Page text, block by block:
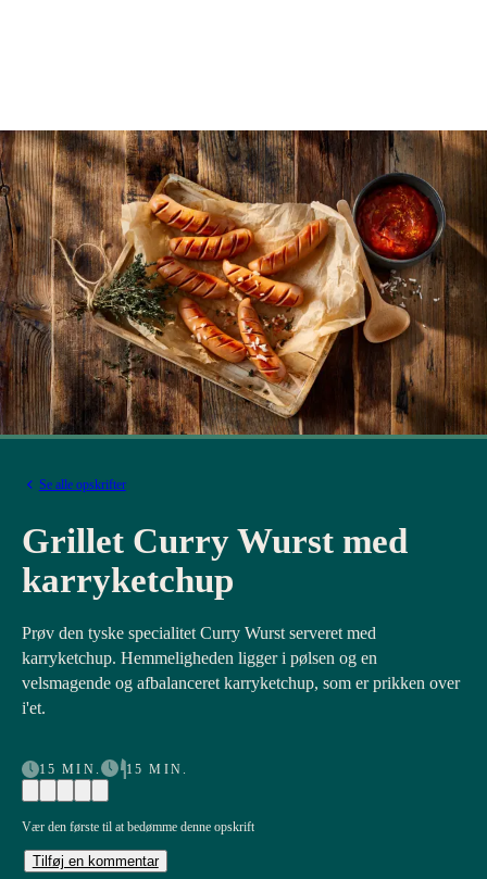
Se alle opskrifter
Grillet Curry Wurst med
karryketchup
Prøv den tyske specialitet Curry Wurst serveret med
karryketchup. Hemmeligheden ligger i pølsen og en
velsmagende og afbalanceret karryketchup, som er prikken over
i'et.
15 MIN. 15 MIN.
Vær den første til at bedømme denne opskrift
Tilføj en kommentar